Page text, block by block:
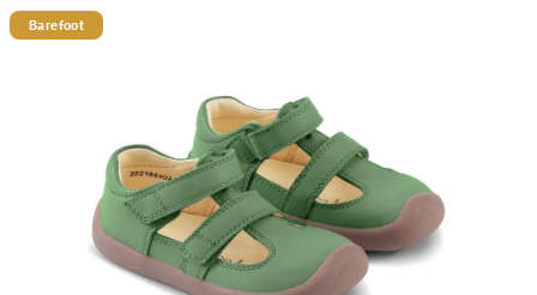
hviezdičiek.
Barefoot